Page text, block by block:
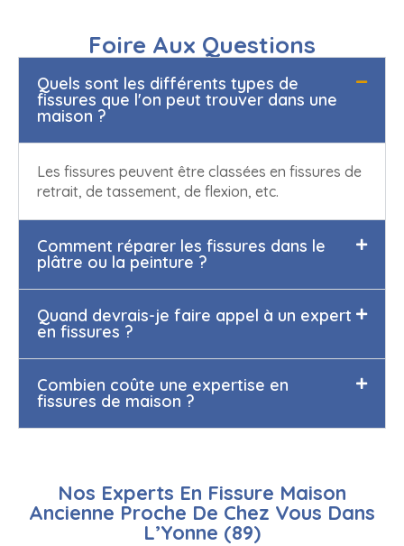
Foire Aux Questions
Quels sont les différents types de
fissures que l'on peut trouver dans une
maison ?
Les fissures peuvent être classées en fissures de
retrait, de tassement, de flexion, etc.
Comment réparer les fissures dans le
plâtre ou la peinture ?
Quand devrais-je faire appel à un expert
en fissures ?
Combien coûte une expertise en
fissures de maison ?
Nos Experts En Fissure Maison
Ancienne Proche De Chez Vous Dans
L’Yonne (89)